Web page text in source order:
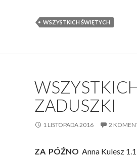
WSZYSTKICH ŚWIĘTYCH
ZADUSZKI
1 LISTOPADA 2016 2
ZA PÓŹNO Anna Kulesz